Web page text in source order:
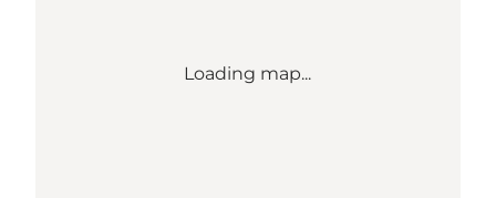
Loading map...